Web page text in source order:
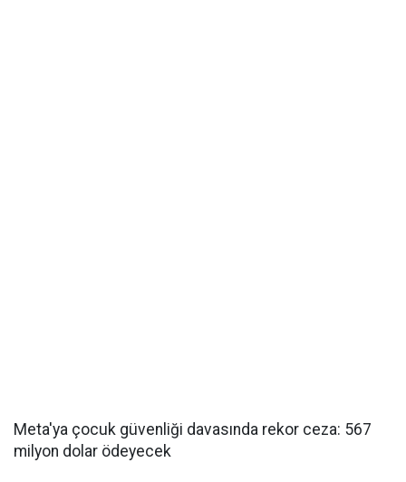
Meta'ya çocuk güvenliği davasında rekor ceza: 567
milyon dolar ödeyecek